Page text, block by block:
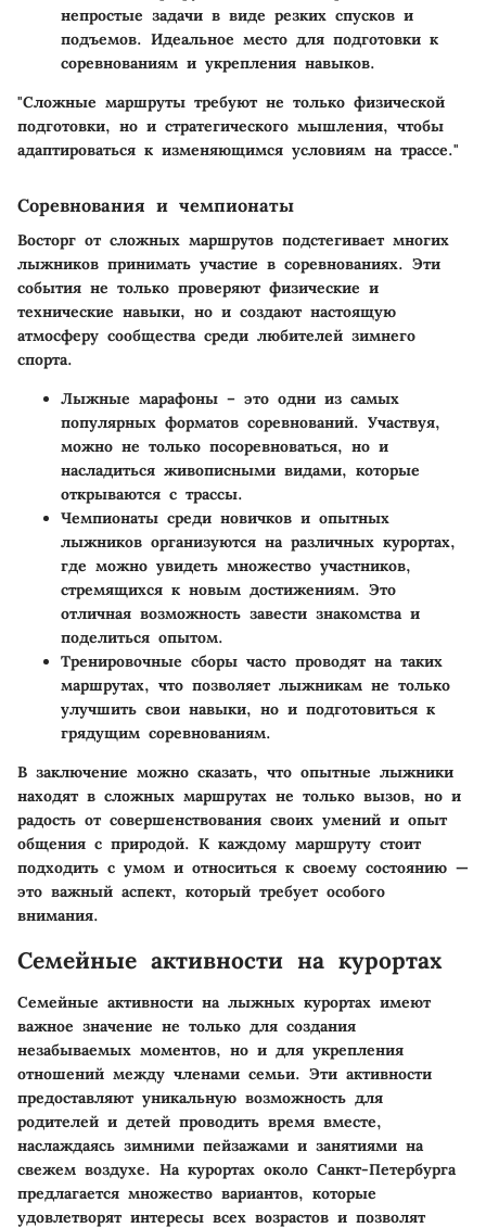
непростые задачи в виде резких спусков и
подъемов. Идеальное место для подготовки к
соревнованиям и укрепления навыков.
"Сложные маршруты требуют не только физической
подготовки, но и стратегического мышления, чтобы
адаптироваться к изменяющимся условиям на трассе."
Соревнования и чемпионаты
Восторг от сложных маршрутов подстегивает многих
лыжников принимать участие в соревнованиях. Эти
события не только проверяют физические и
технические навыки, но и создают настоящую
атмосферу сообщества среди любителей зимнего
спорта.
Лыжные марафоны – это одни из самых
популярных форматов соревнований. Участвуя,
можно не только посоревноваться, но и
насладиться живописными видами, которые
открываются с трассы.
Чемпионаты среди новичков и опытных
лыжников организуются на различных курортах,
где можно увидеть множество участников,
стремящихся к новым достижениям. Это
отличная возможность завести знакомства и
поделиться опытом.
Тренировочные сборы часто проводят на таких
маршрутах, что позволяет лыжникам не только
улучшить свои навыки, но и подготовиться к
грядущим соревнованиям.
В заключение можно сказать, что опытные лыжники
находят в сложных маршрутах не только вызов, но и
радость от совершенствования своих умений и опыт
общения с природой. К каждому маршруту стоит
подходить с умом и относиться к своему состоянию —
это важный аспект, который требует особого
внимания.
Семейные активности на курортах
Семейные активности на лыжных курортах имеют
важное значение не только для создания
незабываемых моментов, но и для укрепления
отношений между членами семьи. Эти активности
предоставляют уникальную возможность для
родителей и детей проводить время вместе,
наслаждаясь зимними пейзажами и занятиями на
свежем воздухе. На курортах около Санкт-Петербурга
предлагается множество вариантов, которые
удовлетворят интересы всех возрастов и позволят